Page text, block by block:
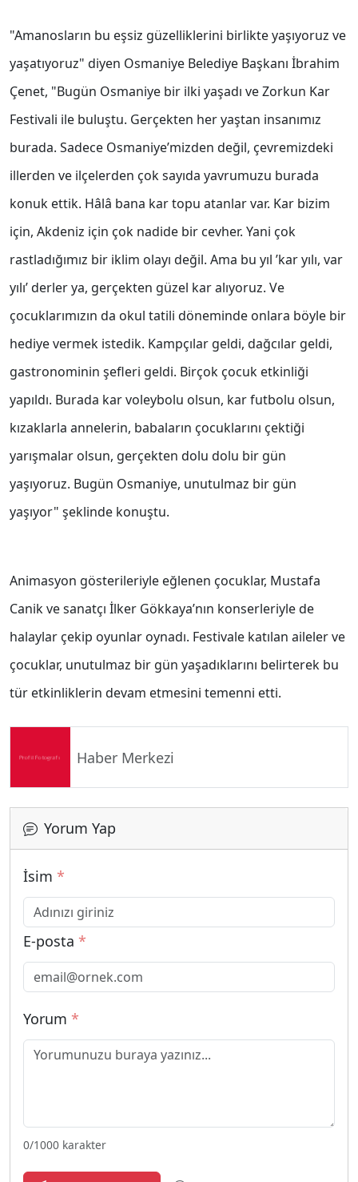
"Amanosların bu eşsiz güzelliklerini birlikte yaşıyoruz ve
yaşatıyoruz" diyen Osmaniye Belediye Başkanı İbrahim
Çenet, "Bugün Osmaniye bir ilki yaşadı ve Zorkun Kar
Festivali ile buluştu. Gerçekten her yaştan insanımız
burada. Sadece Osmaniye’mizden değil, çevremizdeki
illerden ve ilçelerden çok sayıda yavrumuzu burada
konuk ettik. Hâlâ bana kar topu atanlar var. Kar bizim
için, Akdeniz için çok nadide bir cevher. Yani çok
rastladığımız bir iklim olayı değil. Ama bu yıl ’kar yılı, var
yılı’ derler ya, gerçekten güzel kar alıyoruz. Ve
çocuklarımızın da okul tatili döneminde onlara böyle bir
hediye vermek istedik. Kampçılar geldi, dağcılar geldi,
gastronominin şefleri geldi. Birçok çocuk etkinliği
yapıldı. Burada kar voleybolu olsun, kar futbolu olsun,
kızaklarla annelerin, babaların çocuklarını çektiği
yarışmalar olsun, gerçekten dolu dolu bir gün
yaşıyoruz. Bugün Osmaniye, unutulmaz bir gün
yaşıyor" şeklinde konuştu.
Animasyon gösterileriyle eğlenen çocuklar, Mustafa
Canik ve sanatçı İlker Gökkaya’nın konserleriyle de
halaylar çekip oyunlar oynadı. Festivale katılan aileler ve
çocuklar, unutulmaz bir gün yaşadıklarını belirterek bu
tür etkinliklerin devam etmesini temenni etti.
Haber Merkezi
Yorum Yap
İsim *
E-posta *
Yorum *
0/1000 karakter